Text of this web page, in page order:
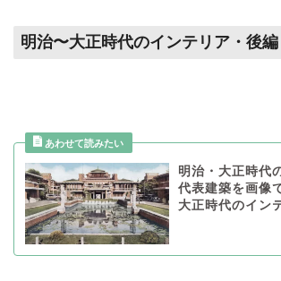
明治〜大正時代のインテリア・後編
明治・大正時代
代表建築を画像
大正時代のイン